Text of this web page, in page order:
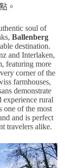
。
soul of
Ballenberg
destination.
and Interlaken,
featuring more
corner of the
farmhouses,
demonstrate
experience rural
one of the most
and is perfect
travelers alike.